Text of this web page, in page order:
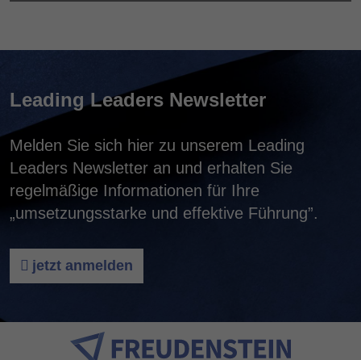
Leading Leaders Newsletter
Melden Sie sich hier zu unserem Leading
Leaders Newsletter an und erhalten Sie
regelmäßige Informationen für Ihre
„umsetzungsstarke und effektive Führung”.
jetzt anmelden